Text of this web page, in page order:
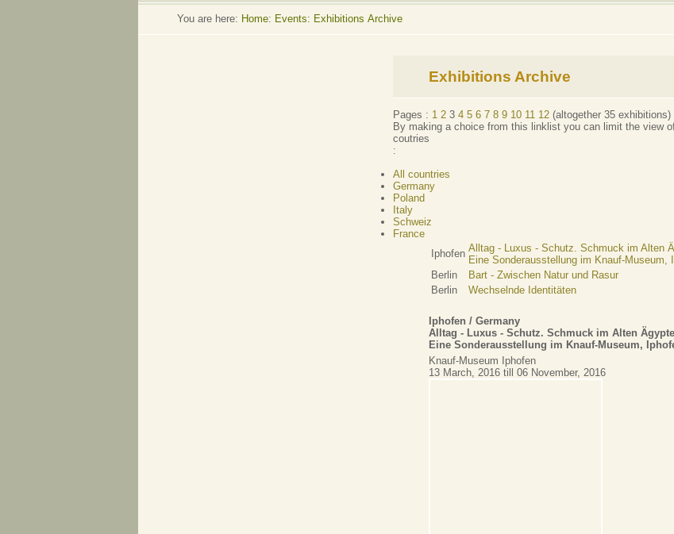
You are here: Home: Events: Exhibitions Archive
Exhibitions Archive
Pages : 1 2 3 4 5 6 7 8 9 10 11 12 (altogether 35 exhibitions)
By making a choice from this linklist you can limit the view
coutries
:
All countries
Germany
Poland
Italy
Schweiz
France
Iphofen Alltag - Luxus - Schutz. Schmuck im Alten
Eine Sonderausstellung im Knauf-Museum,
Berlin
Bart - Zwischen Natur und Rasur
Berlin
Wechselnde Identitäten
Iphofen / Germany
Alltag - Luxus - Schutz. Schmuck im Alten
Eine Sonderausstellung im Knauf-Museum,
Knauf-Museum Iphofen
13 March, 2016 till 06 November, 2016